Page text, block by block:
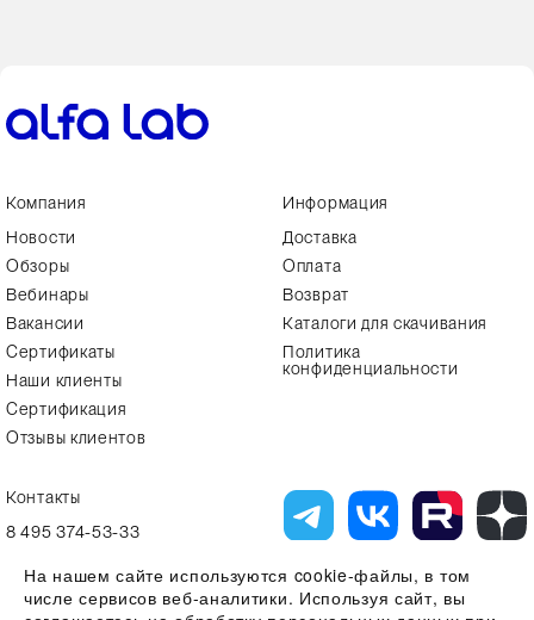
Компания
Новости
Обзоры
Вебинары
Вакансии
Сертификаты
Наши клиенты
Сертификация
Отзывы клиентов
Информация
Доставка
Оплата
Возврат
Каталоги для скачивания
Политика
конфиденциальности
Контакты
8 495 374-53-33
На нашем сайте используются cookie-файлы, в том
числе сервисов веб-аналитики. Используя сайт, вы